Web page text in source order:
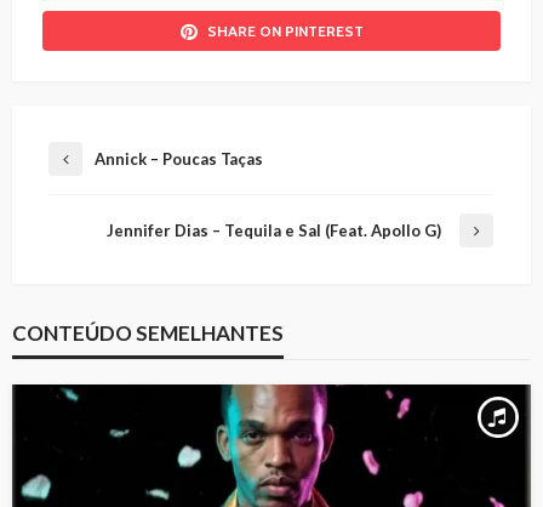
SHARE ON PINTEREST
Annick – Poucas Taças
Jennifer Dias – Tequila e Sal (Feat. Apollo G)
CONTEÚDO SEMELHANTES